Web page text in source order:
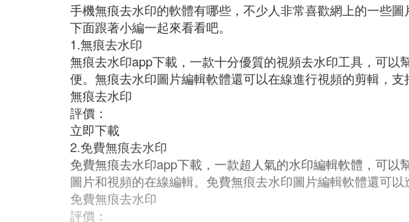
手機無痕去水印的軟體有哪些，不少人非常喜歡網上的一些
下面跟著小編一起來看看吧。
1.無痕去水印
無痕去水印app下載，一款十分優質的視頻去水印工具，可
便。無痕去水印圖片編輯軟體還可以在線進行視頻的剪輯，
無痕去水印
評價：
立即下載
2.免費無痕去水印
免費無痕去水印app下載，一款超人氣的水印編輯軟體，可
圖片和視頻的在線編輯。免費無痕去水印圖片編輯軟體還可
免費無痕去水印
評價：